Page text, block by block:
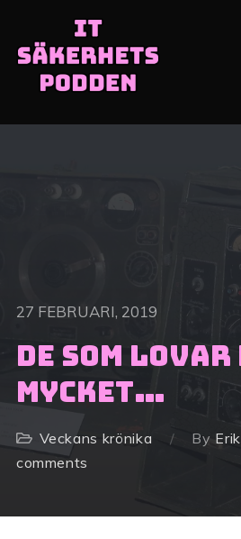
27 FEBRUARI, 2019
De som
mycket…
Veckans krönika By
comments